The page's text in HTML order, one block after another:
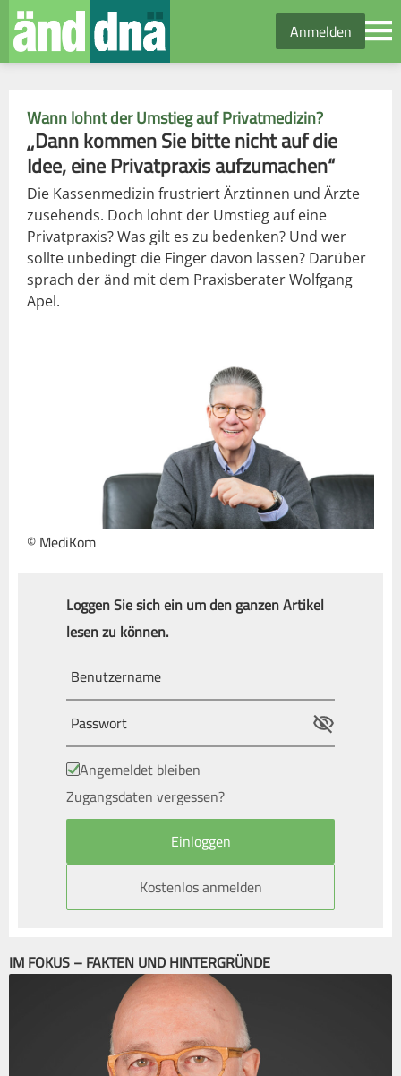
Anmelden
Wann lohnt der Umstieg auf Privatmedizin?
„Dann kommen Sie bitte nicht auf die
Idee, eine Privatpraxis aufzumachen“
Die Kassenmedizin frustriert Ärztinnen und Ärzte
zusehends. Doch lohnt der Umstieg auf eine
Privatpraxis? Was gilt es zu bedenken? Und wer
sollte unbedingt die Finger davon lassen? Darüber
sprach der änd mit dem Praxisberater Wolfgang
Apel.
© MediKom
Loggen Sie sich ein um den ganzen Artikel
lesen zu können.
Angemeldet bleiben
Zugangsdaten vergessen?
Kostenlos anmelden
IM FOKUS – FAKTEN UND HINTERGRÜNDE